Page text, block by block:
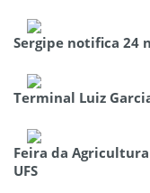
Sergipe notifica 24
Terminal Luiz
Feira da
UFS